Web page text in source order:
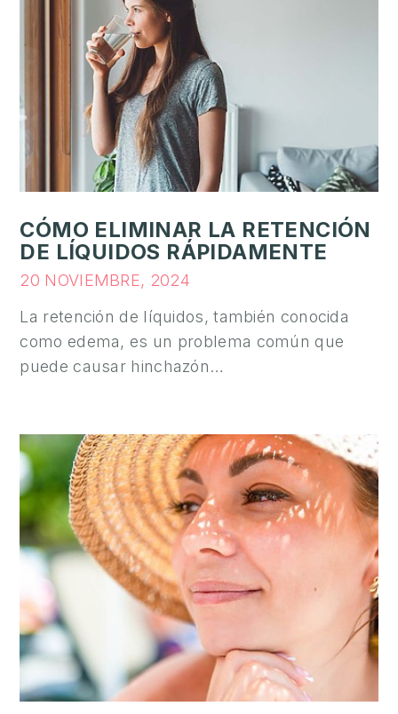
CÓMO ELIMINAR LA RETENCIÓN
DE LÍQUIDOS RÁPIDAMENTE
20 NOVIEMBRE, 2024
La retención de líquidos, también conocida
como edema, es un problema común que
puede causar hinchazón…